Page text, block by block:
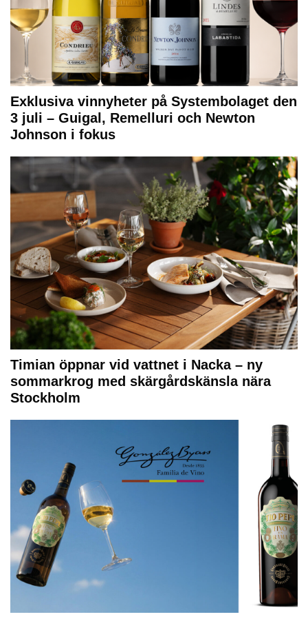
Exklusiva vinnyheter på Systembolaget den
3 juli – Guigal, Remelluri och Newton
Johnson i fokus
Timian öppnar vid vattnet i Nacka – ny
sommarkrog med skärgårdskänsla nära
Stockholm